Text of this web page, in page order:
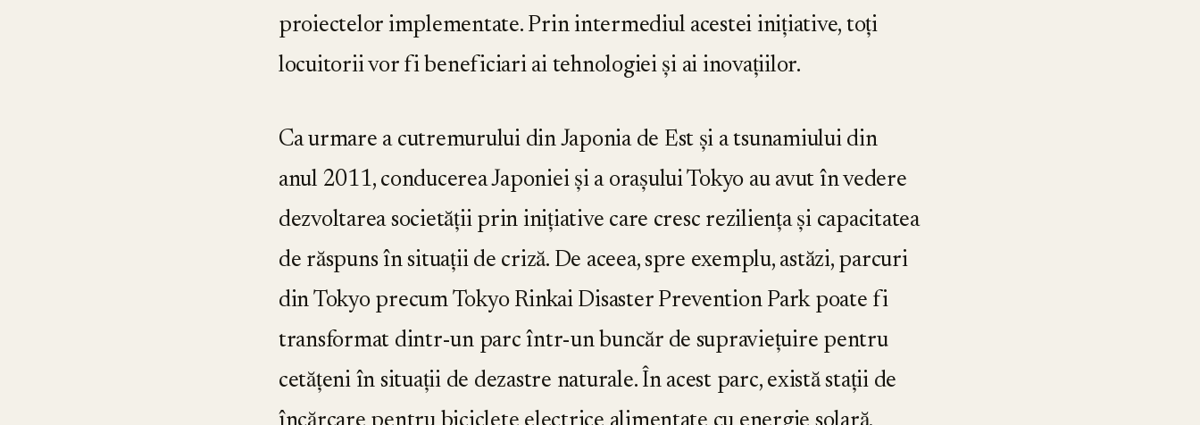
proiectelor implementate. Prin intermediul acestei inițiative, toți
locuitorii vor fi beneficiari ai tehnologiei și ai inovațiilor.
Ca urmare a cutremurului din Japonia de Est și a tsunamiului din
anul 2011, conducerea Japoniei și a orașului Tokyo au avut în vedere
dezvoltarea societății prin inițiative care cresc reziliența și capacitatea
de răspuns în situații de criză. De aceea, spre exemplu, astăzi, parcuri
din Tokyo precum Tokyo Rinkai Disaster Prevention Park poate fi
transformat dintr-un parc într-un buncăr de supraviețuire pentru
cetățeni în situații de dezastre naturale. În acest parc, există stații de